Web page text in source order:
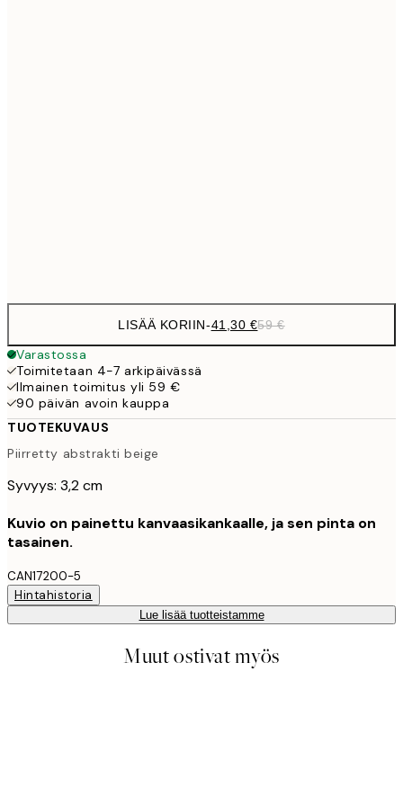
LISÄÄ KORIIN-41,30 €59 €
Varastossa
Toimitetaan 4-7 arkipäivässä
Ilmainen toimitus yli 59 €
90 päivän avoin kauppa
TUOTEKUVAUS
Piirretty abstrakti beige
Syvyys: 3,2 cm
Kuvio on painettu kanvaasikankaalle, ja sen pinta on
tasainen.
CAN17200-5
Hintahistoria
Lue lisää tuotteistamme
Muut ostivat myös